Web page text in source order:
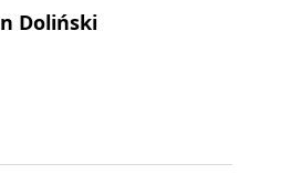
Doliński